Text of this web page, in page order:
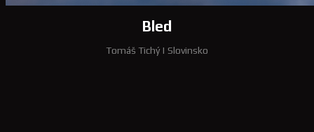
Bled
Tomáš Tichý | Slovinsko